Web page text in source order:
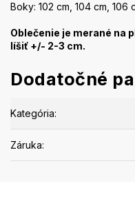
Boky: 102 cm, 104 cm, 106
Oblečenie je merané na
líšiť +/- 2-3 cm.
Dodatočné
Kategória:
Záruka: